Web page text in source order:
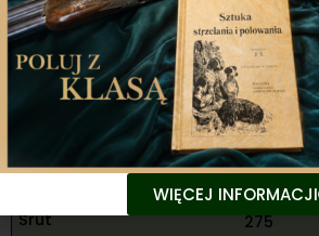
M
Białystok
95
85
95
275
WIĘCEJ INFORMACJI